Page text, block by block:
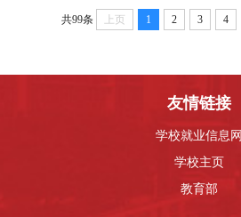
共99条 上页 1 2 3 4
友情链接
学校就业信息网
学校主页
教育部